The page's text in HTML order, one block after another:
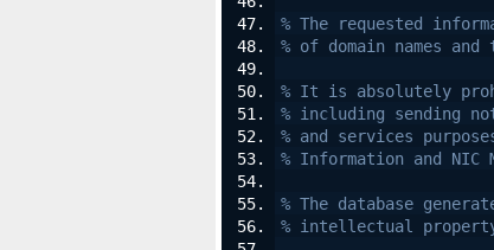
% The requested
% of domain names
% It is absolutely
% including sending
% and services
% Information and NIC
% The database
% intellectual